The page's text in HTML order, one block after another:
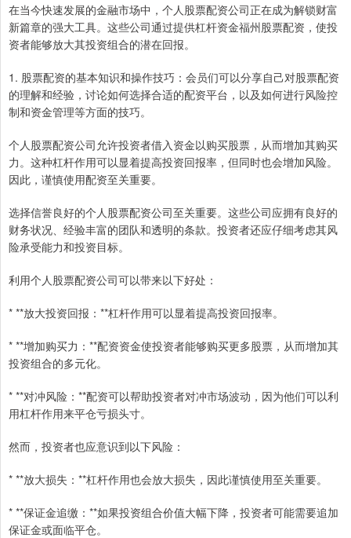
在当今快速发展的金融市场中，个人股票配资公司正在成为解锁财富
新篇章的强大工具。这些公司通过提供杠杆资金福州股票配资，使投
资者能够放大其投资组合的潜在回报。
1. 股票配资的基本知识和操作技巧：会员们可以分享自己对股票配资
的理解和经验，讨论如何选择合适的配资平台，以及如何进行风险控
制和资金管理等方面的技巧。
个人股票配资公司允许投资者借入资金以购买股票，从而增加其购买
力。这种杠杆作用可以显着提高投资回报率，但同时也会增加风险。
因此，谨慎使用配资至关重要。
选择信誉良好的个人股票配资公司至关重要。这些公司应拥有良好的
财务状况、经验丰富的团队和透明的条款。投资者还应仔细考虑其风
险承受能力和投资目标。
利用个人股票配资公司可以带来以下好处：
* **放大投资回报：**杠杆作用可以显着提高投资回报率。
* **增加购买力：**配资资金使投资者能够购买更多股票，从而增加其
投资组合的多元化。
* **对冲风险：**配资可以帮助投资者对冲市场波动，因为他们可以利
用杠杆作用来平仓亏损头寸。
然而，投资者也应意识到以下风险：
* **放大损失：**杠杆作用也会放大损失，因此谨慎使用至关重要。
* **保证金追缴：**如果投资组合价值大幅下降，投资者可能需要追加
保证金或面临平仓。